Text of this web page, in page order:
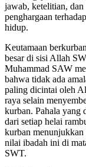
jawab, ketelitian, dan
penghargaan
hidup.
Keutamaan
besar di sisi Allah
Muhammad SAW
bahwa tidak ada
paling dicintai oleh
raya selain
kurban. Pahala yang
dari setiap helai
kurban menunjukkan
nilai ibadah ini di
SWT.